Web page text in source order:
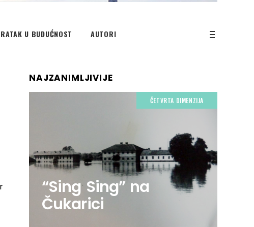
U BUDUĆNOST AUTORI
NAJZANIMLJIVIJE
ČETVRTA DIMENZIJA
“Sing Sing” na
Čukarici